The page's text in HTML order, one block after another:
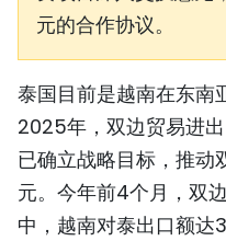
元的合作协议。
泰国目前是越南在东南
2025年，双边贸易进
已确立战略目标，推
元。今年前4个月，双
中，越南对泰出口额达